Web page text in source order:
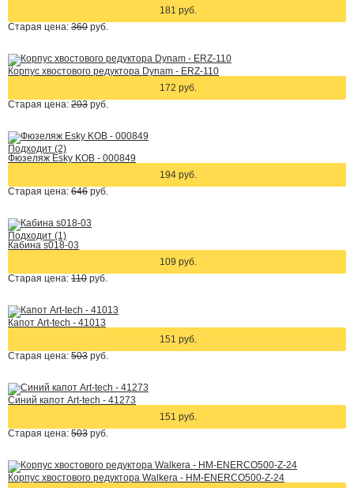
181 руб.
Старая цена: 360 руб.
Корпус хвостового редуктора Dynam - ERZ-110
172 руб.
Старая цена: 203 руб.
Подходит (2)
Фюзеляж Esky KOB - 000849
194 руб.
Старая цена: 646 руб.
Подходит (1)
Кабина s018-03
109 руб.
Старая цена: 110 руб.
Капот Art-tech - 41013
151 руб.
Старая цена: 503 руб.
Синий капот Art-tech - 41273
151 руб.
Старая цена: 503 руб.
Корпус хвостового редуктора Walkera - HM-ENERCO500-Z-24